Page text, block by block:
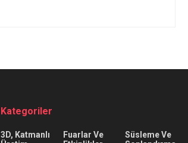
Kategoriler
3D, Katmanlı
Fuarlar Ve
Süsleme Ve